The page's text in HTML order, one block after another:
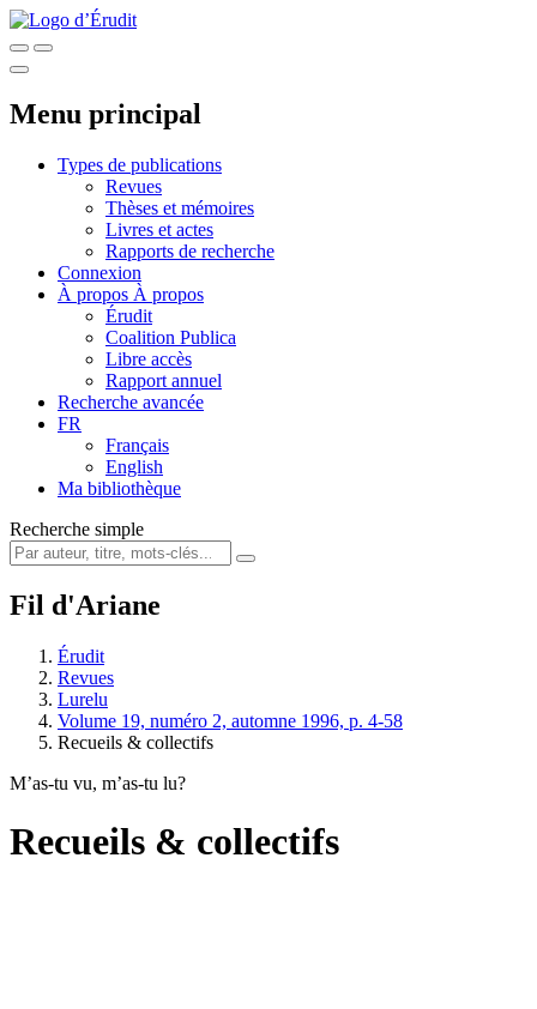
Menu principal
Types de publications
Revues
Thèses et mémoires
Livres et actes
Rapports de recherche
Connexion
À propos À propos
Érudit
Coalition Publica
Libre accès
Rapport annuel
Recherche avancée
FR
Français
English
Ma bibliothèque
Recherche simple
Fil d'Ariane
Érudit
Revues
Lurelu
Volume 19, numéro 2, automne 1996, p. 4-58
Recueils & collectifs
M’as-tu vu, m’as-tu lu?
Recueils & collectifs